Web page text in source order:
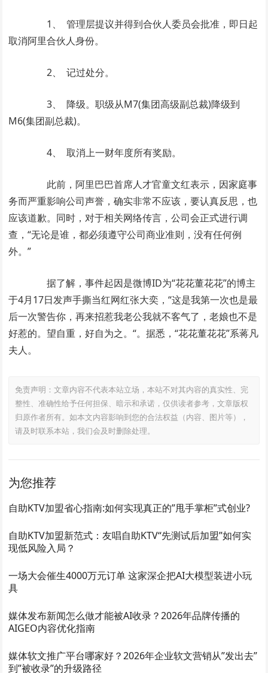
1、 管理层提议并得到合伙人委员会批准，即日起
取消阿里合伙人身份。
2、 记过处分。
3、 降级。职级从M7(集团高级副总裁)降级到
M6(集团副总裁)。
4、 取消上一财年度所有奖励。
此前，阿里巴巴首席人才官童文红表示，因家庭事
务而严重影响公司声誉，确实非常不应该，要认真反思，也
应该道歉。同时，对于相关网络传言，公司会正式进行调
查，“无论是谁，都必须遵守公司商业准则，没有任何例
外。”
据了解，事件起因是微博ID为“花花董花花”的博主
于4月17日发声手撕当红网红张大奕，“这是我第一次也是最
后一次警告你，再来招惹我老公我就不客气了，老娘也不是
好惹的。望自重，好自为之。“。据悉，“花花董花花”系蒋凡
夫人。
免责声明：文章内容不代表本站立场，本站不对其内容的真实性、完
整性、准确性给予任何担保、暗示和承诺，仅供读者参考，文章版权
归原作者所有。如本文内容影响到您的合法权益（内容、图片等），
请及时联系本站，我们会及时删除处理。
为您推荐
自助KTV加盟省心指南:如何实现真正的”甩手掌柜”式创业?
自助KTV加盟新范式：友唱自助KTV“先测试后加盟”如何实
现低风险入局？
一场大会催生4000万元订单 这家深企把AI大模型装进小玩
具
媒体发布新闻怎么做才能被AI收录？2026年品牌传播的
AIGEO内容优化指南
媒体软文推广平台哪家好？2026年企业软文营销从”发出去”
到”被收录”的升级路径